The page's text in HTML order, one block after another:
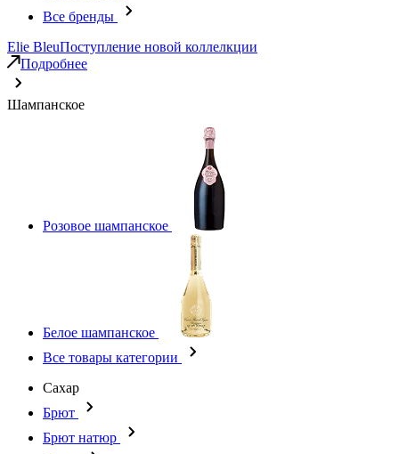
Все бренды
Elie BleuПоступление новой коллелкции
Подробнее
Шампанское
Розовое шампанское
Белое шампанское
Все товары категории
Сахар
Брют
Брют натюр